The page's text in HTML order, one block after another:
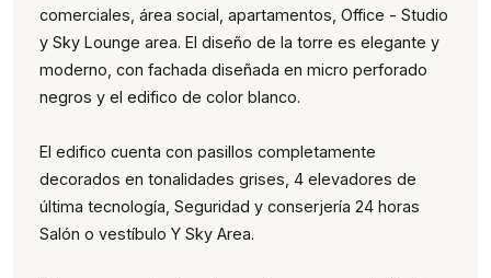
comerciales, área social, apartamentos, Office - Studio
y Sky Lounge area. El diseño de la torre es elegante y
moderno, con fachada diseñada en micro perforado
negros y el edifico de color blanco.
El edifico cuenta con pasillos completamente
decorados en tonalidades grises, 4 elevadores de
última tecnología, Seguridad y conserjería 24 horas
Salón o vestíbulo Y Sky Area.